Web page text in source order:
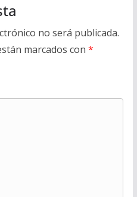
no será publicada.
marcados con *